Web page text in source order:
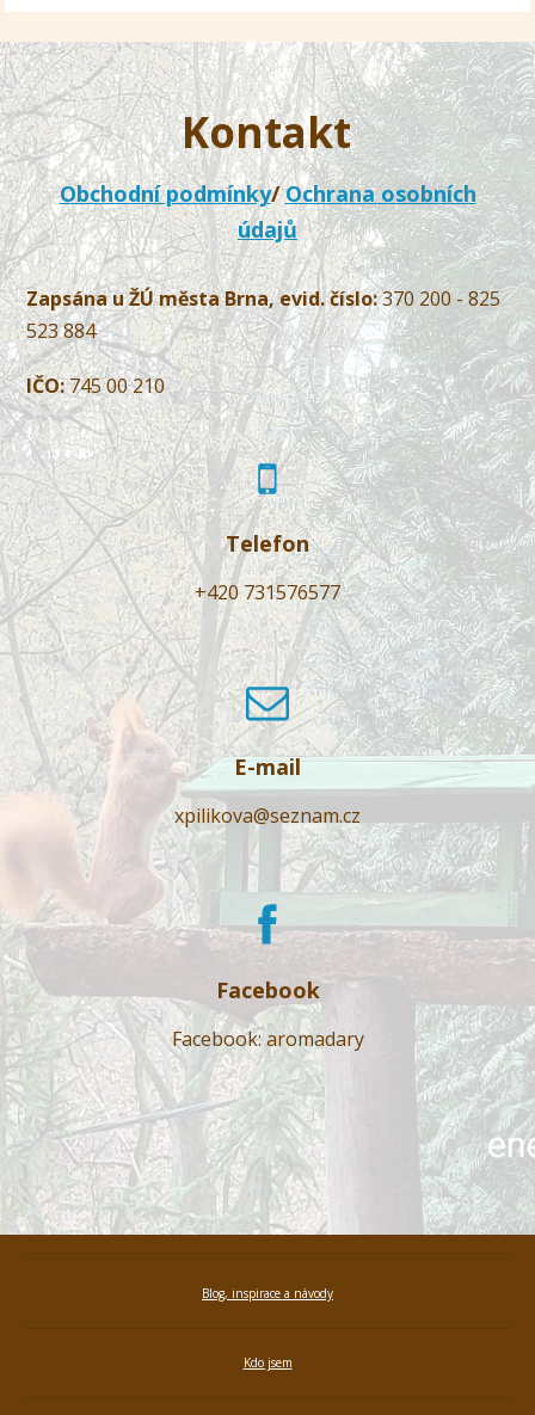
Kontakt
Obchodní podmínky/Ochrana osobních
údajů
Zapsána u ŽÚ města Brna, evid. číslo:370 200 - 825
523 884
IČO:745 00 210
Telefon
+420 731576577
E-mail
xpilikova@seznam.cz
Facebook
Facebook: aromadary
Blog, inspirace a návody
Kdo jsem